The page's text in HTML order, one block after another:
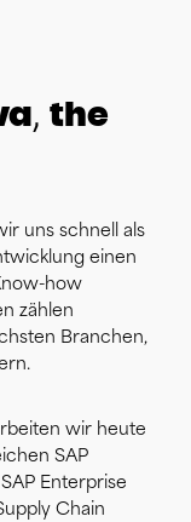
the
uns schnell als
einen
how
zählen
Branchen,
wir heute
SAP
Enterprise
Chain